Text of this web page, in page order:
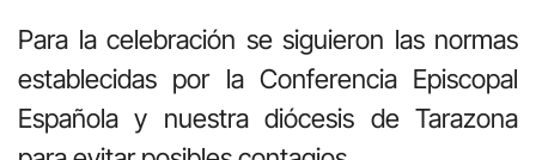
Para la celebración se siguieron las normas
establecidas por la Conferencia Episcopal
Española y nuestra diócesis de Tarazona